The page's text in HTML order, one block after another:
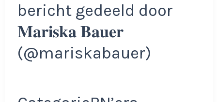
bericht gedeeld door
𝐌𝐚𝐫𝐢𝐬𝐤𝐚 𝐁𝐚𝐮𝐞𝐫
(@mariskabauer)